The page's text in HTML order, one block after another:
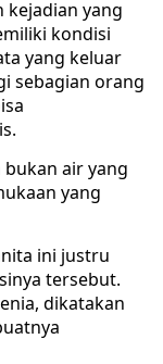
kejadian yang
kondisi
yang keluar
sebagian orang
air yang
yang
ini justru
tersebut.
dikatakan